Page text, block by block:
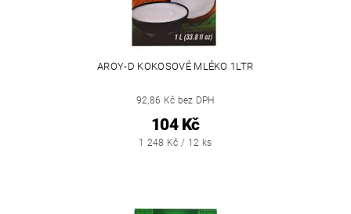
AROY-D KOKOSOVÉ MLÉKO 1LTR
92,86 Kč bez DPH
104 Kč
1 248 Kč / 12 ks